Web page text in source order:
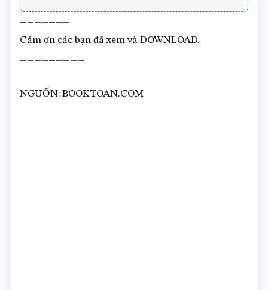
=======
Cám ơn các bạn đã xem và DOWNLOAD.
=========
NGUỒN: BOOKTOAN.COM